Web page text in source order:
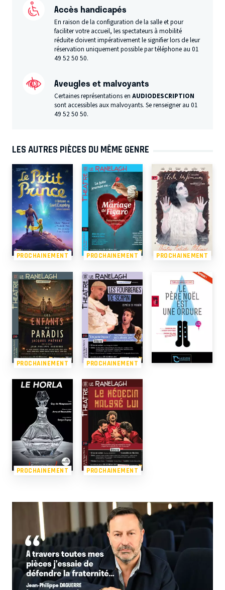
Accès handicapés
En raison de la configuration de la salle et pour
faciliter votre accueil, les spectateurs à mobilité
réduite doivent impérativement le signifier lors de leur
réservation uniquement possible par téléphone au 01
49 52 50 50.
Aveugles et malvoyants
Certaines représentations enAUDIODESCRIPTION
sont accessibles aux malvoyants. Se renseigner au 01
49 52 50 50.
LES AUTRES PIÈCES DU MÊME GENRE
PROCHAINEMENT PROCHAINEMENT PROCHAINEMENT
PROCHAINEMENT PROCHAINEMENT
PROCHAINEMENT PROCHAINEMENT